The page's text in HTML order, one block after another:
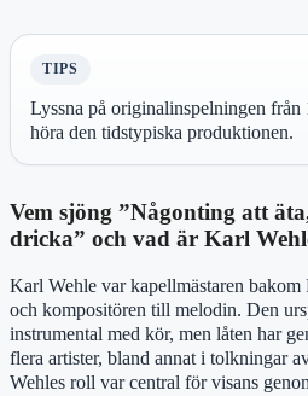
TIPS
Lyssna på originalinspelningen från
höra den tidstypiska produktionen.
Vem sjöng ”Någonting att
dricka” och vad är Karl
Karl Wehle var kapellmästaren
och kompositören till melodin. Den
instrumental med kör, men låten har
flera artister, bland annat i tolkningar
Wehles roll var central för visans